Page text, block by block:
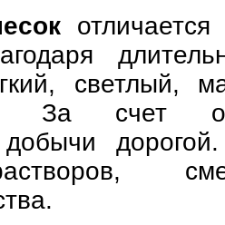
светлый,
За счет
дорогой.